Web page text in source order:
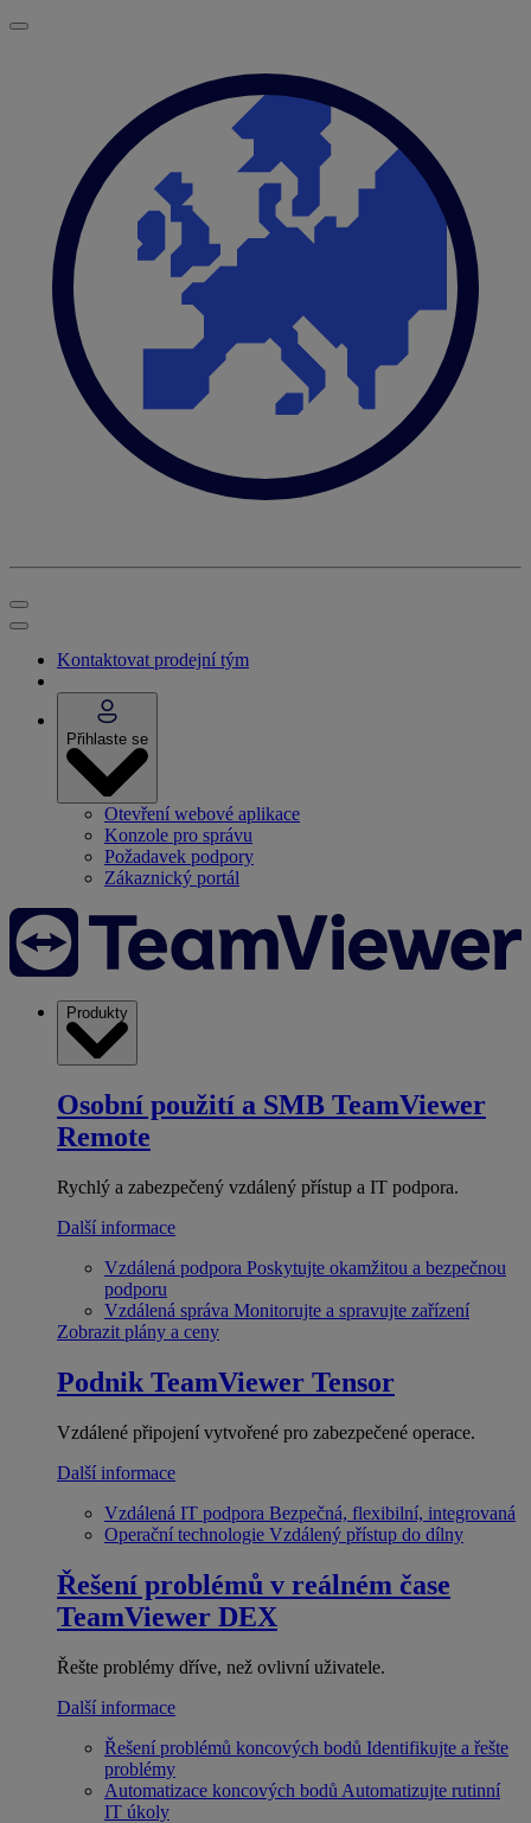
Kontaktovat prodejní tým
Přihlaste se
Otevření webové aplikace
Konzole pro správu
Požadavek podpory
Zákaznický portál
Produkty
Osobní použití a SMB TeamViewer
Remote
Rychlý a zabezpečený vzdálený přístup a IT podpora.
Další informace
Vzdálená podpora Poskytujte okamžitou a bezpečnou
podporu
Vzdálená správa Monitorujte a spravujte zařízení
Zobrazit plány a ceny
Podnik TeamViewer Tensor
Vzdálené připojení vytvořené pro zabezpečené operace.
Další informace
Vzdálená IT podpora Bezpečná, flexibilní, integrovaná
Operační technologie Vzdálený přístup do dílny
Řešení problémů v reálném čase
TeamViewer DEX
Řešte problémy dříve, než ovlivní uživatele.
Další informace
Řešení problémů koncových bodů Identifikujte a řešte
problémy
Automatizace koncových bodů Automatizujte rutinní
IT úkoly